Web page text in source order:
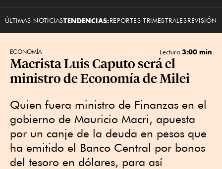
ÚLTIMAS NOTICIASTENDENCIAS:REPORTES TRIMESTRALESREVISIÓN
ECONOMÍA Lectura 3:00 min
Macrista Luis Caputo será el
ministro de Economía de Milei
Quien fuera ministro de Finanzas en el
gobierno de Mauricio Macri, apuesta
por un canje de la deuda en pesos que
ha emitido el Banco Central por bonos
del tesoro en dólares, para así